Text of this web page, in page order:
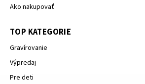
Ako nakupovať
TOP KATEGORIE
Gravírovanie
Výpredaj
Pre deti